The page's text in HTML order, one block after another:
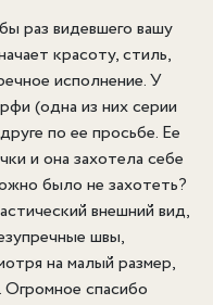
раз видевшего вашу
красоту, стиль,
исполнение. У
(одна из них серии
по ее просьбе. Ее
и она захотела себе
было не захотеть?
внешний вид,
швы,
на малый размер,
Огромное спасибо